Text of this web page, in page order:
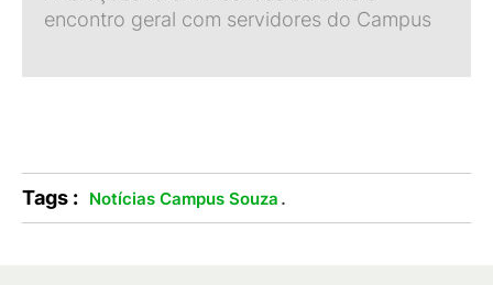
encontro geral com servidores do Campus
Tags : Notícias Campus Souza .